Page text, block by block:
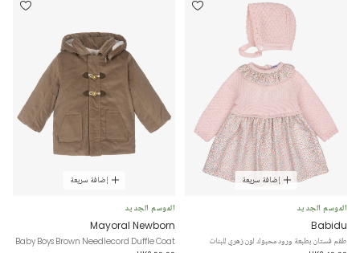
إضافة سريعة
الموسم الجديد
Babidu
طقم فستان بطبعة ورود محبوك لون زهري للبنات
إضافة سريعة
الموسم الجديد
Mayoral Newborn
Baby Boys Brown Needlecord Duffle Coat